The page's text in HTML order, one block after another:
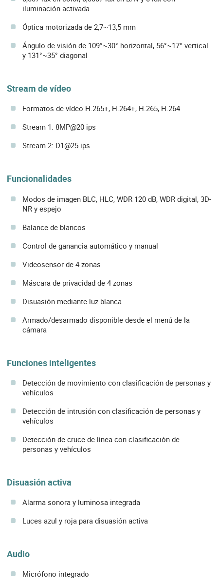
iluminación activada
Óptica motorizada de 2,7~13,5 mm
Ángulo de visión de 109°~30° horizontal, 56°~17° vertical
y 131°~35° diagonal
Stream de vídeo
Formatos de vídeo H.265+, H.264+, H.265, H.264
Stream 1: 8MP@20 ips
Stream 2: D1@25 ips
Funcionalidades
Modos de imagen BLC, HLC, WDR 120 dB, WDR digital, 3D-
NR y espejo
Balance de blancos
Control de ganancia automático y manual
Videosensor de 4 zonas
Máscara de privacidad de 4 zonas
Disuasión mediante luz blanca
Armado/desarmado disponible desde el menú de la
cámara
Funciones inteligentes
Detección de movimiento con clasificación de personas y
vehículos
Detección de intrusión con clasificación de personas y
vehículos
Detección de cruce de línea con clasificación de
personas y vehículos
Disuasión activa
Alarma sonora y luminosa integrada
Luces azul y roja para disuasión activa
Audio
Micrófono integrado